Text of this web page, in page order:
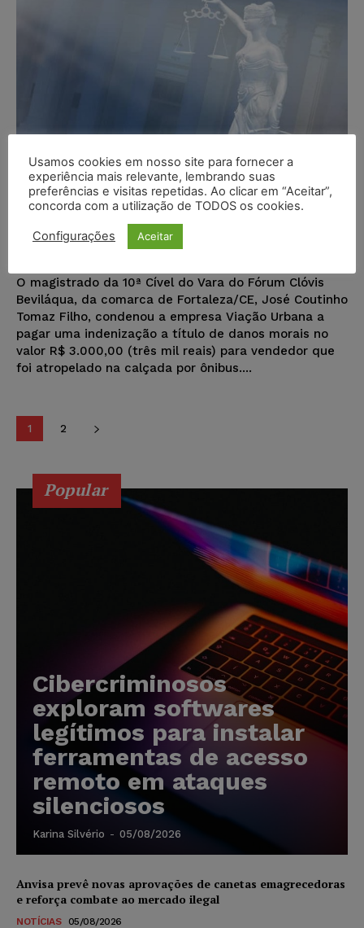
Pedestre atropelado na calçada
por ônibus deve ser indenizado
O magistrado da 10ª Cível do Vara do Fórum Clóvis
Beviláqua, da comarca de Fortaleza/CE, José Coutinho
Tomaz Filho, condenou a empresa Viação Urbana a
pagar uma indenização a título de danos morais no
valor R$ 3.000,00 (três mil reais) para vendedor que
foi atropelado na calçada por ônibus....
1 2
Popular
Cibercriminosos
exploram softwares
legítimos para instalar
ferramentas de acesso
remoto em ataques
silenciosos
Karina Silvério - 05/08/2026
Anvisa prevê novas aprovações de canetas emagrecedoras
e reforça combate ao mercado ilegal
NOTÍCIAS 05/08/2026
Usamos cookies em nosso site para fornecer a
experiência mais relevante, lembrando suas
preferências e visitas repetidas. Ao clicar em “Aceitar”,
concorda com a utilização de TODOS os cookies.
Configurações Aceitar